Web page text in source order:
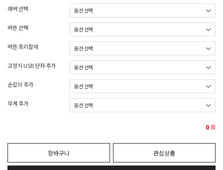
레버 선택
버튼 선택
버튼 프리칼라
고정식 USB 단자 추가
손잡이 추가
무게 추가
0원
장바구니 관심상품